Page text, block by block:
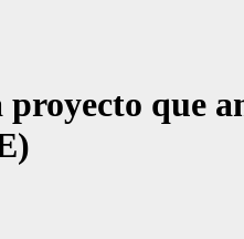
proyecto que